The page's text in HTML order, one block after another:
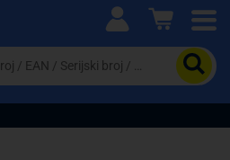
asortiman proizvoda i